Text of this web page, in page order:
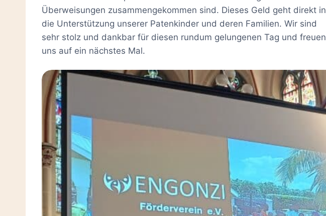
Überweisungen zusammengekommen sind. Dieses Geld geht direkt in
die Unterstützung unserer Patenkinder und deren Familien. Wir sind
sehr stolz und dankbar für diesen rundum gelungenen Tag und freuen
uns auf ein nächstes Mal.